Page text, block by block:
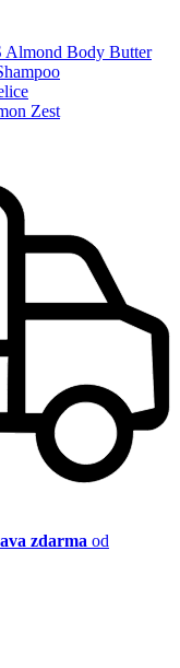
Body Butter
Zest
zdarma od